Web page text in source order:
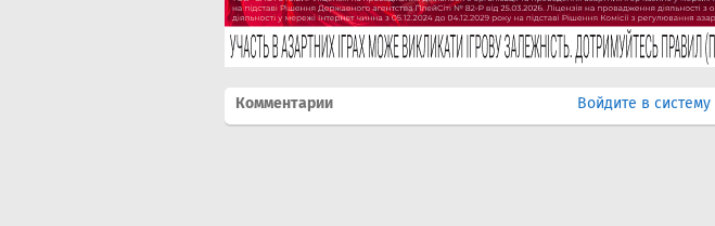
Комментарии Войдите в систему